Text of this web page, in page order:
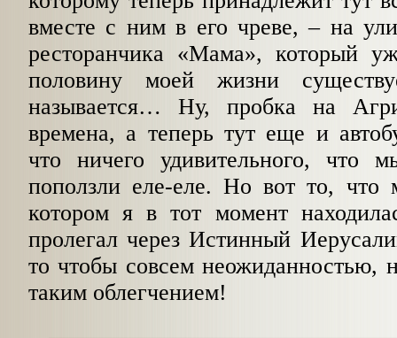
вместе с ним в его чреве, – на
ресторанчика «Мама», который
половину моей жизни
называется… Ну, пробка на
времена, а теперь тут еще и
что ничего удивительного, что
поползли еле-еле. Но вот то, что
котором я в тот момент
пролегал через Истинный
то чтобы совсем неожиданностью,
таким облегчением!